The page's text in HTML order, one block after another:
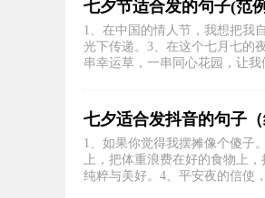
七夕节适合发的句子(范
1、在中国的情人节，我想把我
光下传递。3、在这个七月七的
串幸运草，一串同心花园，让
七夕适合发抖音的句子（
1、如果你觉得我摆摊像个傻子
上，把体重浪费在好的食物上
纯粹与美好。4、平安夜的信使